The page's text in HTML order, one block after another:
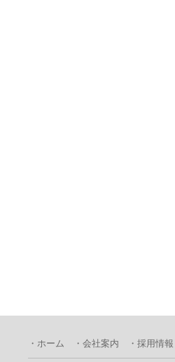
・ホーム ・会社案内 ・採用情報